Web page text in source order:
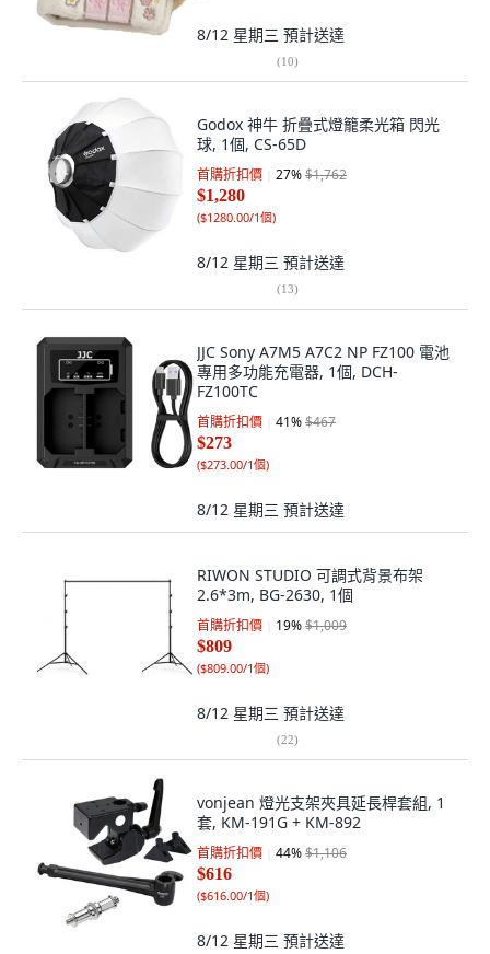
8/12 星期三 預計送達
(10)
Godox 神牛 折疊式燈籠柔光箱 閃光
球, 1個, CS-65D
首購折扣價 27%$1,762
$1,280
($1280.00/1個)
8/12 星期三 預計送達
(13)
JJC Sony A7M5 A7C2 NP FZ100 電池
專用多功能充電器, 1個, DCH-
FZ100TC
首購折扣價 41%$467
$273
($273.00/1個)
8/12 星期三 預計送達
RIWON STUDIO 可調式背景布架
2.6*3m, BG-2630, 1個
首購折扣價 19%$1,009
$809
($809.00/1個)
8/12 星期三 預計送達
(22)
vonjean 燈光支架夾具延長桿套組, 1
套, KM-191G + KM-892
首購折扣價 44%$1,106
$616
($616.00/1個)
8/12 星期三 預計送達